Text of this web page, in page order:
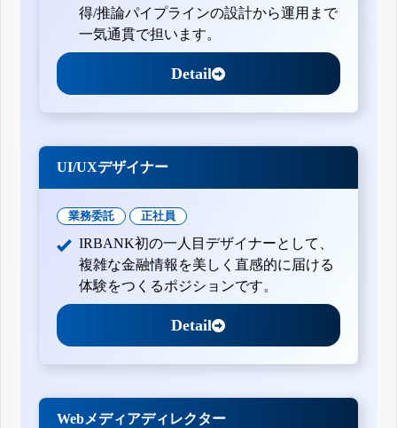
得/推論パイプラインの設計から運用まで
一気通貫で担います。
Detail
UI/UXデザイナー
業務委託 正社員
IRBANK初の一人目デザイナーとして、
複雑な金融情報を美しく直感的に届ける
体験をつくるポジションです。
Detail
Webメディアディレクター